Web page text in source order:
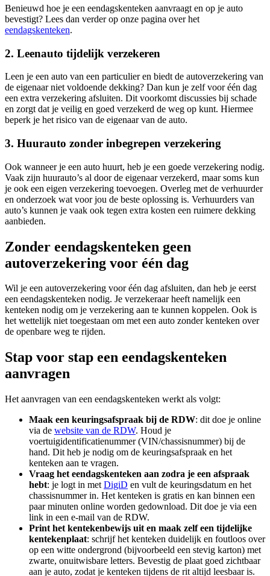
Benieuwd hoe je een eendagskenteken aanvraagt en op je auto
bevestigt? Lees dan verder op onze pagina over het
eendagskenteken.
2. Leenauto tijdelijk verzekeren
Leen je een auto van een particulier en biedt de autoverzekering van
de eigenaar niet voldoende dekking? Dan kun je zelf voor één dag
een extra verzekering afsluiten. Dit voorkomt discussies bij schade
en zorgt dat je veilig en goed verzekerd de weg op kunt. Hiermee
beperk je het risico van de eigenaar van de auto.
3. Huurauto zonder inbegrepen verzekering
Ook wanneer je een auto huurt, heb je een goede verzekering nodig.
Vaak zijn huurauto’s al door de eigenaar verzekerd, maar soms kun
je ook een eigen verzekering toevoegen. Overleg met de verhuurder
en onderzoek wat voor jou de beste oplossing is. Verhuurders van
auto’s kunnen je vaak ook tegen extra kosten een ruimere dekking
aanbieden.
Zonder eendagskenteken geen
autoverzekering voor één dag
Wil je een autoverzekering voor één dag afsluiten, dan heb je eerst
een eendagskenteken nodig. Je verzekeraar heeft namelijk een
kenteken nodig om je verzekering aan te kunnen koppelen. Ook is
het wettelijk niet toegestaan om met een auto zonder kenteken over
de openbare weg te rijden.
Stap voor stap een eendagskenteken
aanvragen
Het aanvragen van een eendagskenteken werkt als volgt:
Maak een keuringsafspraak bij de RDW: dit doe je online
via de website van de RDW. Houd je
voertuigidentificatienummer (VIN/chassisnummer) bij de
hand. Dit heb je nodig om de keuringsafspraak en het
kenteken aan te vragen.
Vraag het eendagskenteken aan zodra je een afspraak
hebt: je logt in met DigiD en vult de keuringsdatum en het
chassisnummer in. Het kenteken is gratis en kan binnen een
paar minuten online worden gedownload. Dit doe je via een
link in een e-mail van de RDW.
Print het kentekenbewijs uit en maak zelf een tijdelijke
kentekenplaat: schrijf het kenteken duidelijk en foutloos over
op een witte ondergrond (bijvoorbeeld een stevig karton) met
zwarte, onuitwisbare letters. Bevestig de plaat goed zichtbaar
aan je auto, zodat je kenteken tijdens de rit altijd leesbaar is.